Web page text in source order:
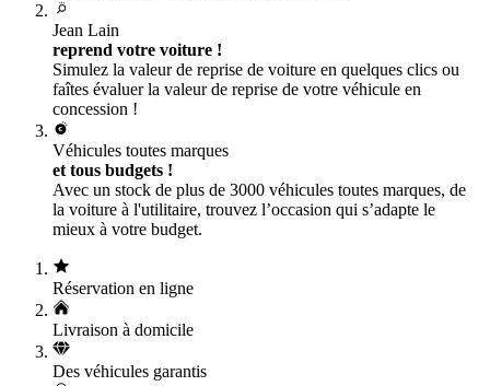
Jean Lain
reprend votre voiture !
Simulez la valeur de reprise de voiture en quelques clics ou
faîtes évaluer la valeur de reprise de votre véhicule en
concession !
Véhicules toutes marques
et tous budgets !
Avec un stock de plus de 3000 véhicules toutes marques, de
la voiture à l'utilitaire, trouvez l’occasion qui s’adapte le
mieux à votre budget.
Réservation en ligne
Livraison à domicile
Des véhicules garantis